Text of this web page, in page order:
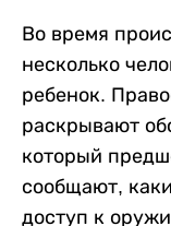
Во время
несколько
ребенок.
раскрывают
который
сообщают,
доступ к